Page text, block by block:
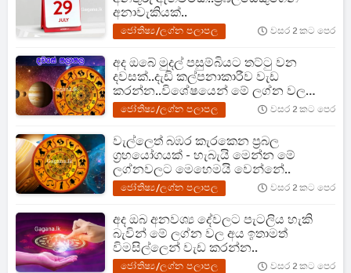
අනාවැකියක්..
ජෝතිෂ්‍ය/ලග්න පලාපල වසර 2 කට පෙර
අද ඔබේ මුදල් පසුම්බියට තට්ටු වන
දවසක්..දැඩි කල්පනාකාරීව වැඩ
කරන්න..විශේෂයෙන් මේ ලග්න වල
අයටයි.
ජෝතිෂ්‍ය/ලග්න පලාපල වසර 2 කට පෙර
වැල්ලෙත් බඹර කැරකෙන ප්‍රබල
ග්‍රහයෝගයක් - හැබැයි මෙන්න මේ
ලග්නවලට මෙහෙමයි වෙන්නේ..
ජෝතිෂ්‍ය/ලග්න පලාපල වසර 2 කට පෙර
අද ඔබ අනවශ්‍ය දේවලට පැටලිය හැකි
බැවින් මේ ලග්න වල අය ඉතාමත්
විමසිල්ලෙන් වැඩ කරන්න..
ජෝතිෂ්‍ය/ලග්න පලාපල වසර 2 කට පෙර